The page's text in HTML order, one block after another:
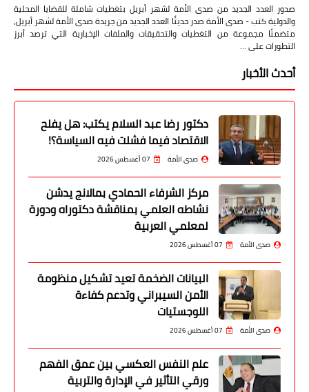
صدور العدد الجديد من صدى الأمة لشهر أبريل بتغطيات شاملة للقضايا المحلية
والدولية كتب - صدى الأمة صدر حديثًا العدد الجديد من جريدة صدى الأمة لشهر أبريل،
متضمنًا مجموعة من التغطيات والتحقيقات والملفات الإخبارية التي ترصد أبرز
التطورات على …
أحدث الأخبار
دكتور رضا عبد السلام يكتب: هل يفلح
الاقتصاد فيما فشلت فيه السياسة؟!
صدى الأمة 07 أغسطس 2026
مركز الشرفاء الحمادي بمالانج يدشن
نشاطه العلمي بمناقشة دكتوراه ودورة
لمعلمي العربية
صدى الأمة 07 أغسطس 2026
البيانات الضخمة تعيد تشكيل منظومة
الأمن السيبراني وتدعم كفاءة
اللوجستيات
صدى الأمة 07 أغسطس 2026
علم النفس العكسي بين عمق الفهم
ورقي التأثير في الإدارة والتربية